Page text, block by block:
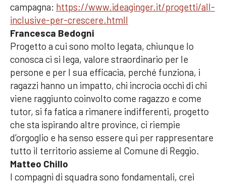
campagna: https://www.ideaginger.it/progetti/all-
inclusive-per-crescere.htmll
Francesca Bedogni
Progetto a cui sono molto legata, chiunque lo
conosca ci si lega, valore straordinario per le
persone e per l sua efficacia, perché funziona, i
ragazzi hanno un impatto, chi incrocia occhi di chi
viene raggiunto coinvolto come ragazzo e come
tutor, si fa fatica a rimanere indifferenti, progetto
che sta ispirando altre province, ci riempie
d’orgoglio e ha senso essere qui per rappresentare
tutto il territorio assieme al Comune di Reggio.
Matteo Chillo
I compagni di squadra sono fondamentali, crei